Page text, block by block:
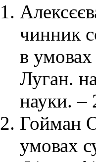
чинник
в умовах
Луган.
науки.
Гойман
умовах